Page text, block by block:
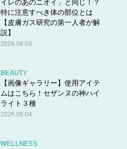
イレのあのニオイ」と同じ！？
特に注意すべき体の部位とは
【皮膚ガス研究の第一人者が解
説】
2026.08.03
BEAUTY
【画像ギャラリー】使用アイテ
ムはこちら！セザンヌの神ハイ
ライト３種
2026.08.04
WELLNESS